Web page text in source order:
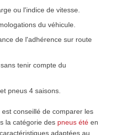
ou l'indice de vitesse.
du véhicule.
de l'adhérence sur route
tenir compte du
pneus 4 saisons.
conseillé de comparer les
la catégorie des pneus étéen
adaptées au